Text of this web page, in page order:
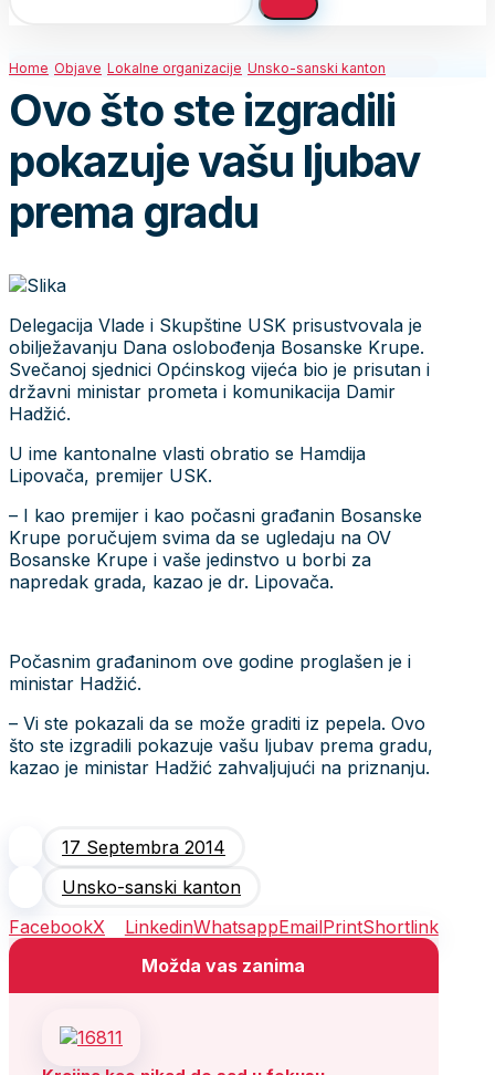
Home Objave Lokalne organizacije Unsko-sanski kanton
Ovo što ste izgradili
pokazuje vašu ljubav
prema gradu
Delegacija Vlade i Skupštine USK prisustvovala je
obilježavanju Dana oslobođenja Bosanske Krupe.
Svečanoj sjednici Općinskog vijeća bio je prisutan i
državni ministar prometa i komunikacija Damir
Hadžić.
U ime kantonalne vlasti obratio se Hamdija
Lipovača, premijer USK.
– I kao premijer i kao počasni građanin Bosanske
Krupe poručujem svima da se ugledaju na OV
Bosanske Krupe i vaše jedinstvo u borbi za
napredak grada, kazao je dr. Lipovača.
Počasnim građaninom ove godine proglašen je i
ministar Hadžić.
– Vi ste pokazali da se može graditi iz pepela. Ovo
što ste izgradili pokazuje vašu ljubav prema gradu,
kazao je ministar Hadžić zahvaljujući na priznanju.
17 Septembra 2014
Unsko-sanski kanton
FacebookX LinkedinWhatsappEmailPrintShortlink
Možda vas zanima